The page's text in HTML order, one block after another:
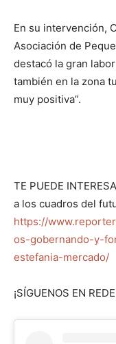
En su intervención,
Asociación de
destacó la gran
también en la zona
muy positiva”.
TE PUEDE
a los cuadros del
https://
os-gobernando-y-
estefania-mercado/
¡SÍGUENOS EN